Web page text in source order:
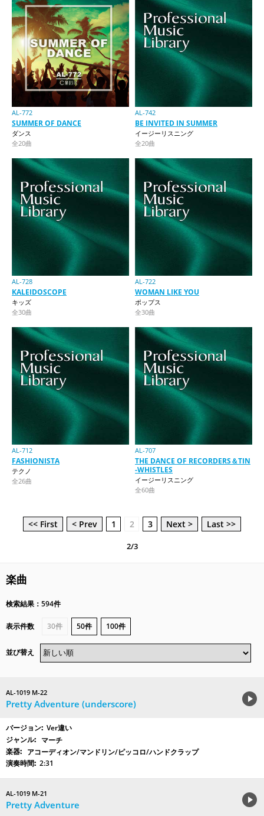
AL-772
SUMMER OF DANCE
ダンス
全20曲
AL-742
BE INVITED IN SUMMER
イージーリスニング
全20曲
AL-728
KALEIDOSCOPE
キッズ
全30曲
AL-722
WOMAN LIKE YOU
ポップス
全30曲
AL-712
FASHIONISTA
テクノ
全26曲
AL-707
THE DANCE OF RECORDERS＆TIN
-WHISTLES
イージーリスニング
全60曲
<< First < Prev 1 2 3 Next > Last >>
2/3
楽曲
検索結果：594件
表示件数 30件 50件 100件
並び替え
AL-1019 M-22
Pretty Adventure (underscore)
Ver違い
マーチ
アコーディオン/マンドリン/ピッコロ/ハンドクラップ
2:31
AL-1019 M-21
Pretty Adventure